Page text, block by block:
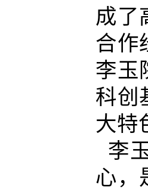
成了
合作
李玉
科创
大特
李
心，